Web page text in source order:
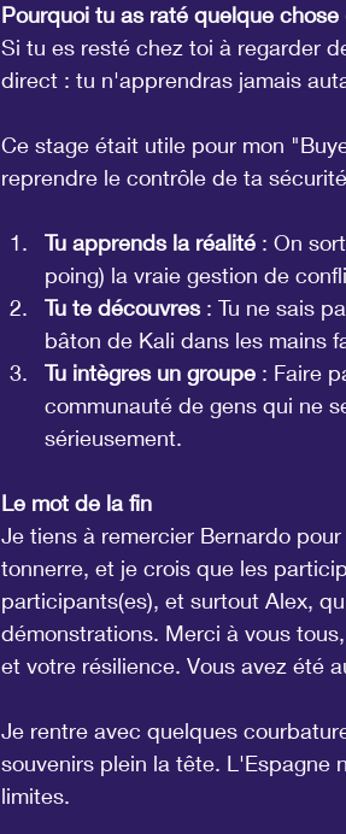
Pourquoi tu as raté quelque
Si tu es resté chez toi à regarder
direct : tu n'apprendras jamais
Ce stage était utile pour mon
reprendre le contrôle de ta
Tu apprends la réalité : On
poing) la vraie gestion de
Tu te découvres : Tu ne sais
bâton de Kali dans les mains
Tu intègres un groupe : Faire
communauté de gens qui ne
sérieusement.
Le mot de la fin
Je tiens à remercier Bernardo
tonnerre, et je crois que les
participants(es), et surtout Alex,
démonstrations. Merci à vous
et votre résilience. Vous avez été
Je rentre avec quelques
souvenirs plein la tête. L'Espagne
limites.